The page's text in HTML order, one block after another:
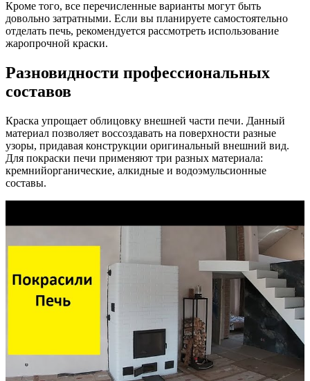
Кроме того, все перечисленные варианты могут быть
довольно затратными. Если вы планируете самостоятельно
отделать печь, рекомендуется рассмотреть использование
жаропрочной краски.
Разновидности профессиональных
составов
Краска упрощает облицовку внешней части печи. Данный
материал позволяет воссоздавать на поверхности разные
узоры, придавая конструкции оригинальный внешний вид.
Для покраски печи применяют три разных материала:
кремнийорганические, алкидные и водоэмульсионные
составы.